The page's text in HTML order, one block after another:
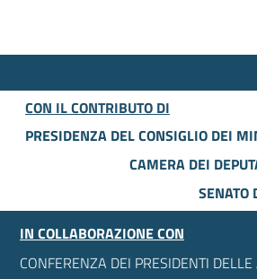
CON IL CONTRIBUTO DI
PRESIDENZA DEL CONSIGLIO DEI
CAMERA DEI
SENATO
IN COLLABORAZIONE CON
CONFERENZA DEI PRESIDENTI